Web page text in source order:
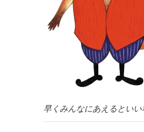
早くみんなにあえるといい